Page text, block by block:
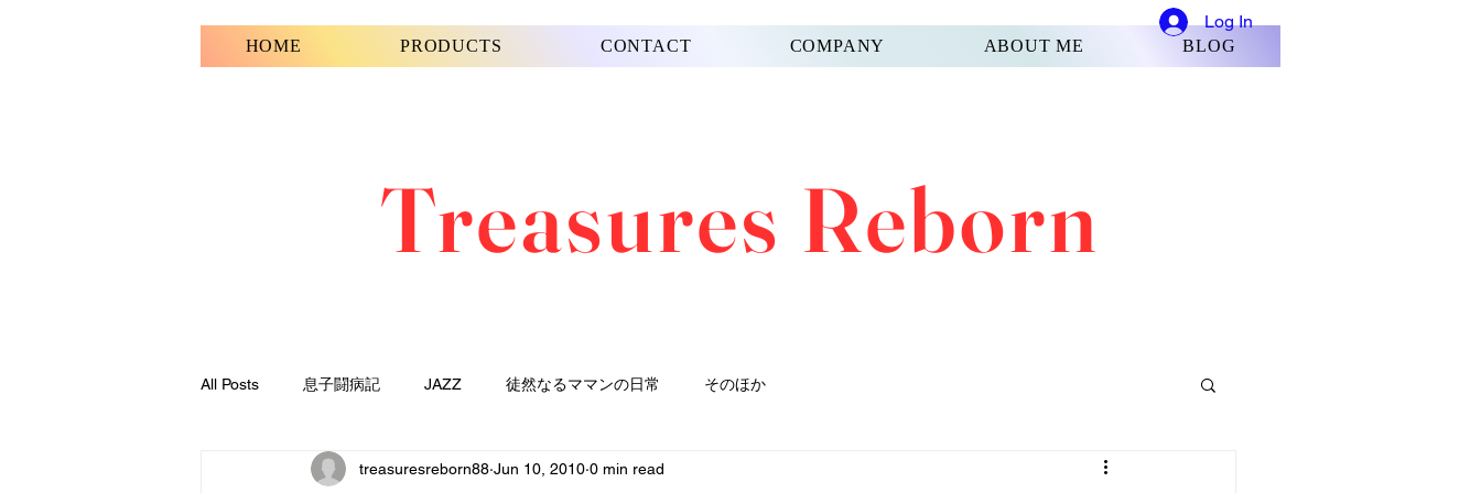
HOME PRODUCTS CONTACT COMPANY ABOUT ME BLOG
Treasures Reborn
Log In
All Posts 息子闘病記 JAZZ 徒然なるママンの日常 そのほか
treasuresreborn88 Jun 10, 2010 0 min read